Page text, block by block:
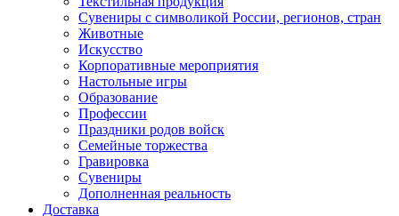
Сувениры с символикой России, регионов, стран
Животные
Искусство
Корпоративные мероприятия
Настольные игры
Образование
Профессии
Праздники родов войск
Семейные торжества
Гравировка
Сувениры
Дополненная реальность
Доставка